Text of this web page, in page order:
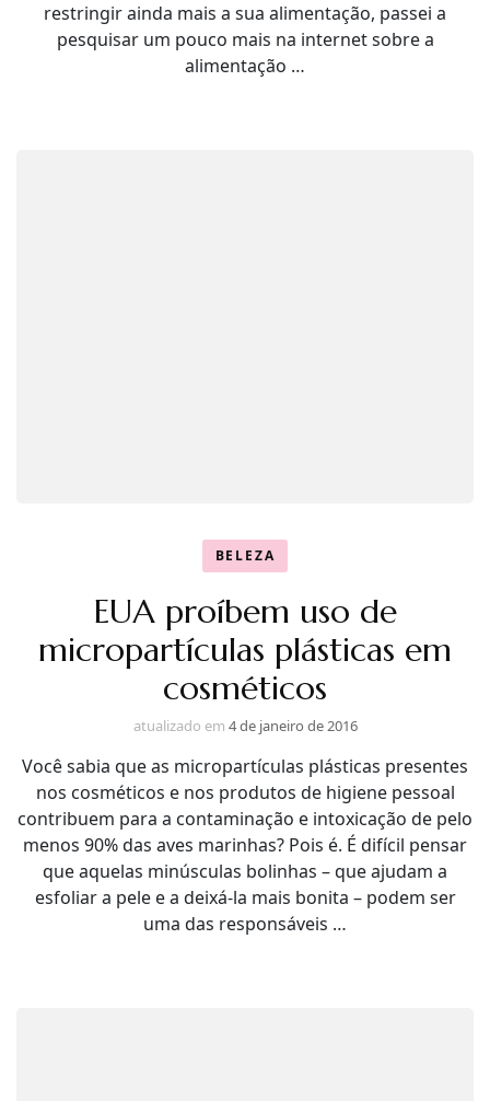
restringir ainda mais a sua alimentação, passei a
pesquisar um pouco mais na internet sobre a
alimentação …
BELEZA
EUA proíbem uso de
micropartículas plásticas em
cosméticos
atualizado em 4 de janeiro de 2016
Você sabia que as micropartículas plásticas presentes
nos cosméticos e nos produtos de higiene pessoal
contribuem para a contaminação e intoxicação de pelo
menos 90% das aves marinhas? Pois é. É difícil pensar
que aquelas minúsculas bolinhas – que ajudam a
esfoliar a pele e a deixá-la mais bonita – podem ser
uma das responsáveis …